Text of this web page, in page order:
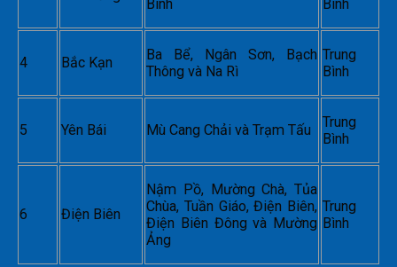
Bình
Bình
4 Bắc Kạn
Ba Bể, Ngân Sơn, Bạch
Thông và Na Rì
Trung
Bình
5 Yên Bái Mù Cang Chải và Trạm Tấu
Trung
Bình
6 Điện Biên
Nậm Pồ, Mường Chà, Tủa
Chùa, Tuần Giáo, Điện Biên,
Điện Biên Đông và Mường
Ảng
Trung
Bình